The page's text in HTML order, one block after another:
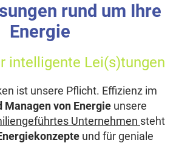
rund um Ihre
Energie
intelligente Lei(s)tungen
ist unsere Pflicht. Effizienz im
Managen von Energie unsere
Unternehmen steht
und für geniale